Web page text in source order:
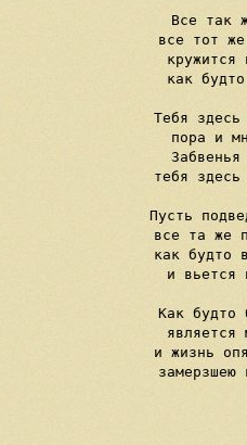
Все так
все тот
кружится
как
Тебя здесь
пора и
Забвенья
тебя здесь
Пусть
все та же
как будто
и вьется
Как будто
является
и жизнь
замерзшею